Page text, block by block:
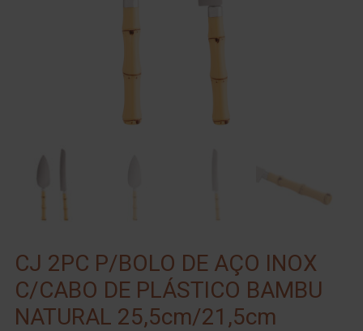
CJ 2PC P/BOLO DE AÇO INOX
C/CABO DE PLÁSTICO BAMBU
NATURAL 25,5cm/21,5cm